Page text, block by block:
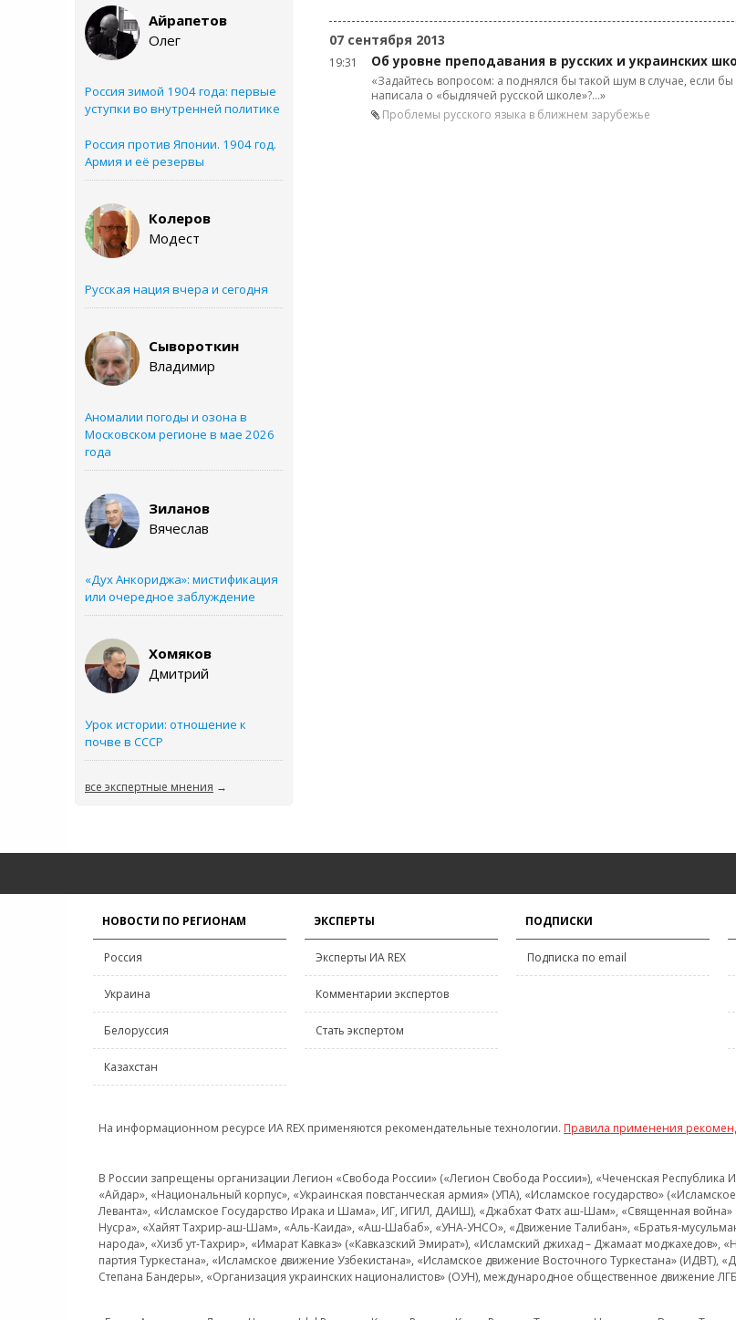
Айрапетов
Олег
Россия зимой 1904 года: первые
уступки во внутренней политике
Россия против Японии. 1904 год.
Армия и её резервы
Колеров
Модест
Русская нация вчера и сегодня
Сывороткин
Владимир
Аномалии погоды и озона в
Московском регионе в мае 2026
года
Зиланов
Вячеслав
«Дух Анкориджа»: мистификация
или очередное заблуждение
Хомяков
Дмитрий
Урок истории: отношение к
почве в СССР
все экспертные мнения →
07 сентября 2013
19:31 Об уровне преподавания в русских и украинских
«Задайтесь вопросом: а поднялся бы такой шум в случае, если бы
написала о «быдлячей русской школе»?…»
Проблемы русского языка в ближнем зарубежье
НОВОСТИ ПО РЕГИОНАМ
Россия
Украина
Белоруссия
Казахстан
ЭКСПЕРТЫ
Эксперты ИА REX
Комментарии экспертов
Стать экспертом
ПОДПИСКИ
Подписка по email
На информационном ресурсе ИА REX применяются рекомендательные технологии. Правила применения
В России запрещены организации Легион «Свобода России» («Легион Свобода России»), «Чеченская Республика
«Айдар», «Национальный корпус», «Украинская повстанческая армия» (УПА), «Исламское государство»
Леванта», «Исламское Государство Ирака и Шама», ИГ, ИГИЛ, ДАИШ), «Джабхат Фатх аш-Шам», «Священная война»
Нусра», «Хайят Тахрир-аш-Шам», «Аль-Каида», «Аш-Шабаб», «УНА-УНСО», «Движение Талибан», «Братья-
народа», «Хизб ут-Тахрир», «Имарат Кавказ» («Кавказский Эмират»), «Исламский джихад – Джамаат
партия Туркестана», «Исламское движение Узбекистана», «Исламское движение Восточного Туркестана»
Степана Бандеры», «Организация украинских националистов» (ОУН), международное общественное движение